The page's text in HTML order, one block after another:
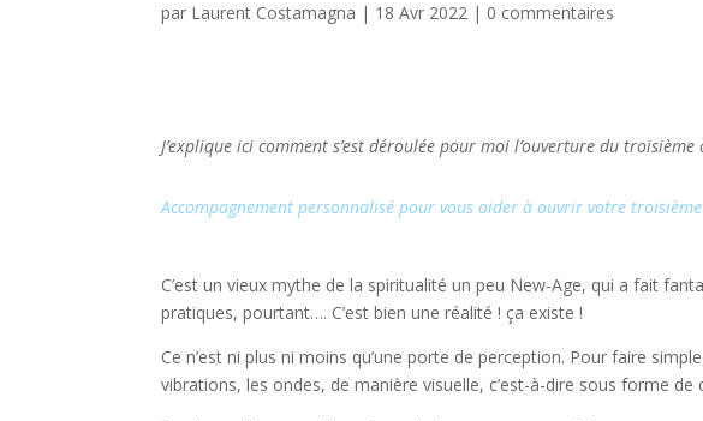
par Laurent Costamagna | 18 Avr 2022 | 0 commentaires
J’explique ici comment s’est déroulée pour moi l’ouverture du
Accompagnement personnalisé pour vous aider à ouvrir votre
C’est un vieux mythe de la spiritualité un peu New-Age, qui a fait
pratiques, pourtant…. C’est bien une réalité ! ça existe !
Ce n’est ni plus ni moins qu’une porte de perception. Pour faire
vibrations, les ondes, de manière visuelle, c’est-à-dire sous forme